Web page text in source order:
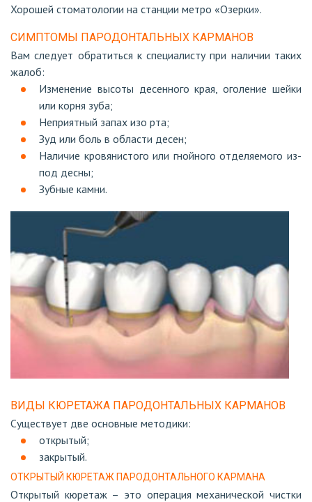
Хорошей стоматологии на станции метро «Озерки».
СИМПТОМЫ ПАРОДОНТАЛЬНЫХ КАРМАНОВ
Вам следует обратиться к специалисту при наличии таких
жалоб:
Изменение высоты десенного края, оголение шейки
или корня зуба;
Неприятный запах изо рта;
Зуд или боль в области десен;
Наличие кровянистого или гнойного отделяемого из-
под десны;
Зубные камни.
ВИДЫ КЮРЕТАЖА ПАРОДОНТАЛЬНЫХ КАРМАНОВ
Существует две основные методики:
открытый;
закрытый.
ОТКРЫТЫЙ КЮРЕТАЖ ПАРОДОНТАЛЬНОГО КАРМАНА
Открытый кюретаж – это операция механической чистки